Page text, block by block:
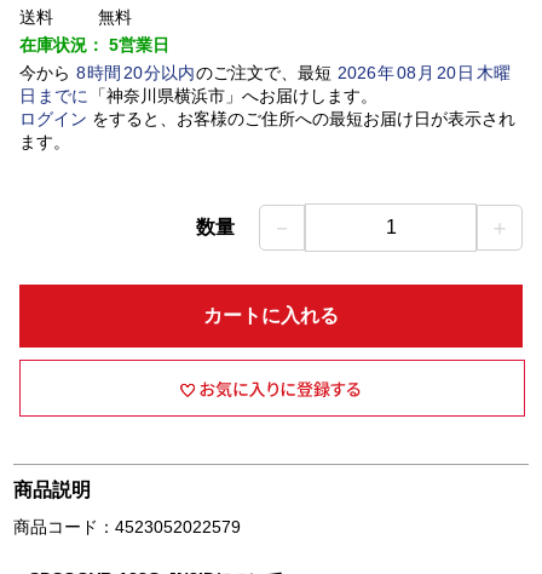
送料
無料
在庫状況： 5営業日
今から 8時間 20分以内のご注文で、最短 2026年08 月 20日木曜
日 までに 「神奈川県横浜市」 へお届けします。
ログイン をすると、お客様のご住所への最短お届け日が表示され
ます。
数量 － 1 ＋
カートに入れる
商品説明
商品コード：4523052022579